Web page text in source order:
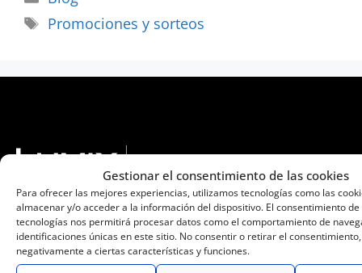
Gestionar el consentimiento de las cookies
Para ofrecer las mejores experiencias, utilizamos tecnologías como las
almacenar y/o acceder a la información del dispositivo. El consentimiento de
tecnologías nos permitirá procesar datos como el comportamiento de
identificaciones únicas en este sitio. No consentir o retirar el
negativamente a ciertas características y funciones.
Promociones y sorteos
Cámaras de fotos y vídeo